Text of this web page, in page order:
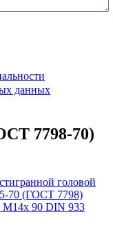
данных
7798-70)
головой
70 (ГОСТ 7798)
М14х 90 DIN 933